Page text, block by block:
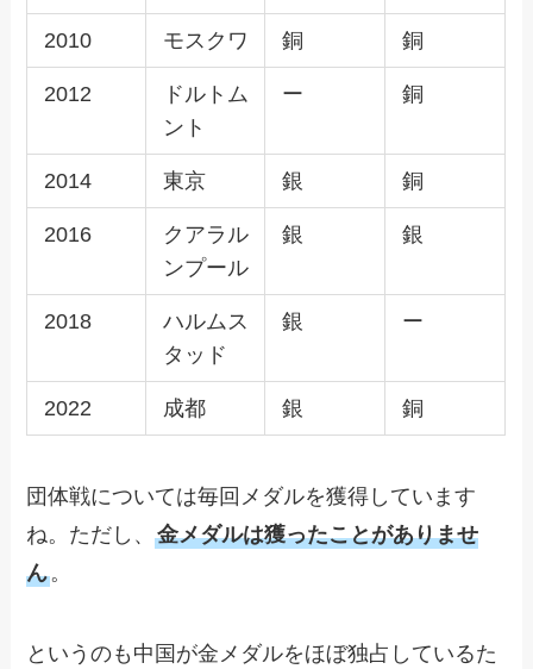
2010 モスクワ 銅 銅
2012
ドルトム
ント
ー 銅
2014 東京 銀 銅
2016
クアラル
ンプール
銀 銀
2018
ハルムス
タッド
銀 ー
2022 成都 銀 銅
団体戦については毎回メダルを獲得しています
ね。ただし、金メダルは獲ったことがありませ
ん。
というのも中国が金メダルをほぼ独占しているた